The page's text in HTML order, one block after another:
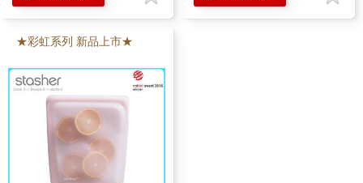
★彩虹系列 新品上市★